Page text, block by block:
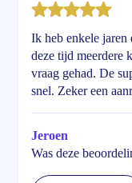
Ik heb enkele jaren
deze tijd meerdere
vraag gehad. De
snel. Zeker een
Jeroen
Was deze